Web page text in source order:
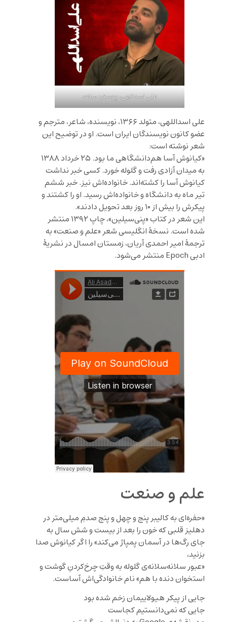
علی اسدالهی، پوستر: ساعد
علی اسداللهی، متولد ۱۳۶۶، نویسنده، شاعر، مترجم و
عضو کانون نویسندگان ایران است. او در توضیح این
شعر نوشته است:
«کیانوش آسا هم‌دانشگاهی ما بود. ۲۵ خرداد ۱۳۸۸
به میدان آزادی رفت و گلوله خورد. کسی خبر نداشت
کیانوش آسا را کشته‌اند. خانواده‌اش نیز. خبر ششم
تیر ماه به دانشگاه و خانواده‌اش رسید. او را کشتند و
پیکرش را بیش از ۱۰ روز بعد تحویل دادند».
این شعر در کتاب «پنی‌سیلین»، چاپ ۱۳۹۲ منتشر
شده است. نسخهٔ انگلیسی شعر «علم و صنعت» به
ترجمهٔ امیر احمدی آریان، زمستان امسال در نشریهٔ
ادبی Epoch منتشر می‌شود.
علم و صنعت
«حفره‌ای به کالیبر پنج و چهل و پنج صدمِ میلی‌متر در
دهلیز قلبی که خون را بعد از بیست و شش سال به
جای رگ‌ها در آسمان پمپاژ می‌کند» را اگر کیانوش صدا
بزنید،
«عبور سلانه‌سلانه‌ی گلوله به وقتِ چرخ‌کردنِ گوشت و
استخوان دنده با هم» نام خانوادگی‌اش آساست.
جایی از پیکر هیولاییمان زخم شده بود
جایی که نمی‌دانستیم کجاست